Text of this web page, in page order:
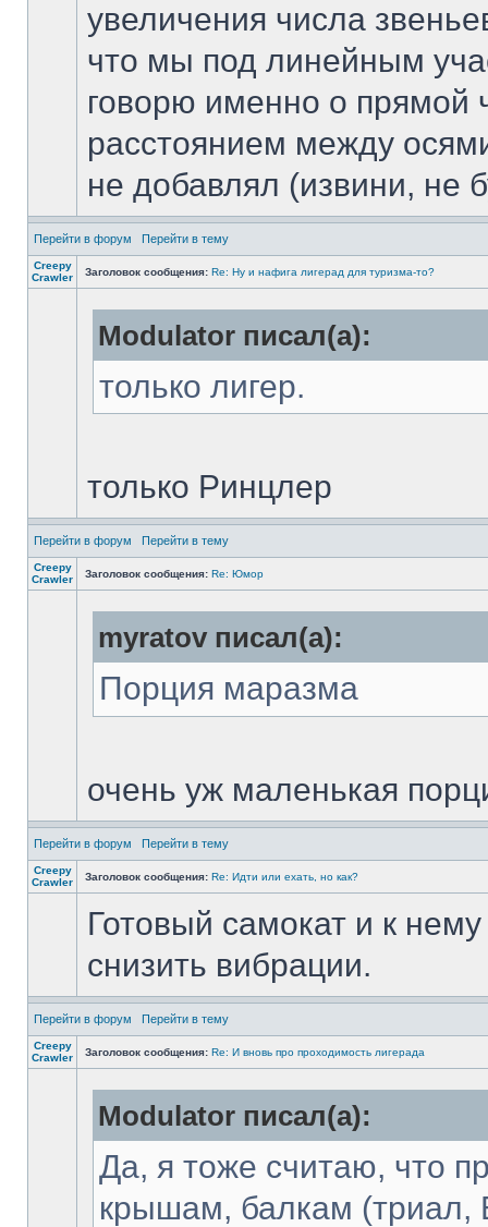
увеличения числа
что мы под линейным
говорю именно о прямой
расстоянием между
не добавлял (извини, не
Перейти в форум Перейти в тему
Creepy
Crawler
Заголовок сообщения: Re: Ну и нафига лигерад для туризма-то?
Modulator писал(а):
только лигер.
только Ринцлер
Перейти в форум Перейти в тему
Creepy
Crawler
Заголовок сообщения: Re: Юмор
myratov писал(а):
Порция маразма
очень уж маленькая
Перейти в форум Перейти в тему
Creepy
Crawler
Заголовок сообщения: Re: Идти или ехать, но как?
Готовый самокат и к
снизить вибрации.
Перейти в форум Перейти в тему
Creepy
Crawler
Заголовок сообщения: Re: И вновь про проходимость лигерада
Modulator писал(а):
Да, я тоже считаю, что
крышам, балкам (триал,